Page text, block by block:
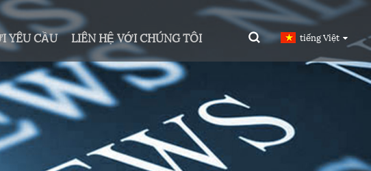
YÊU CẦU LIÊN HỆ VỚI CHÚNG TÔI tiếng Việt